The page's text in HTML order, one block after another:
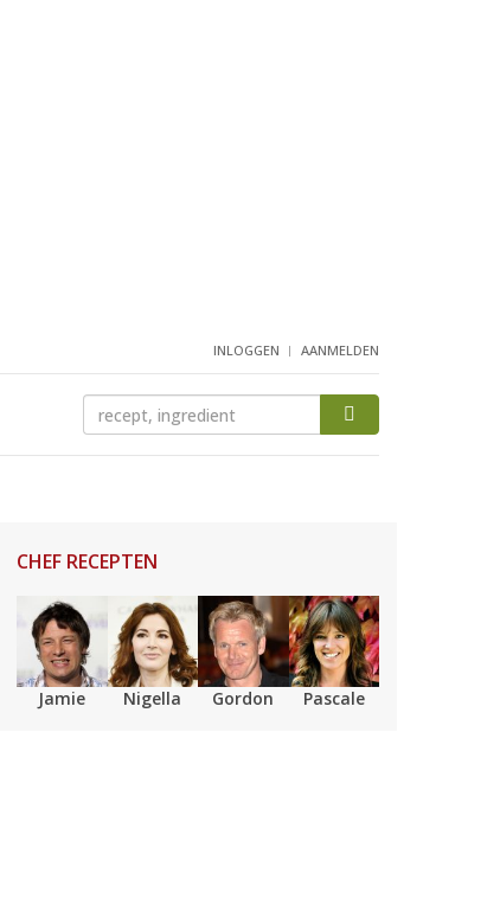
INLOGGEN AANMELDEN
CHEF RECEPTEN
Jamie Nigella Gordon Pascale